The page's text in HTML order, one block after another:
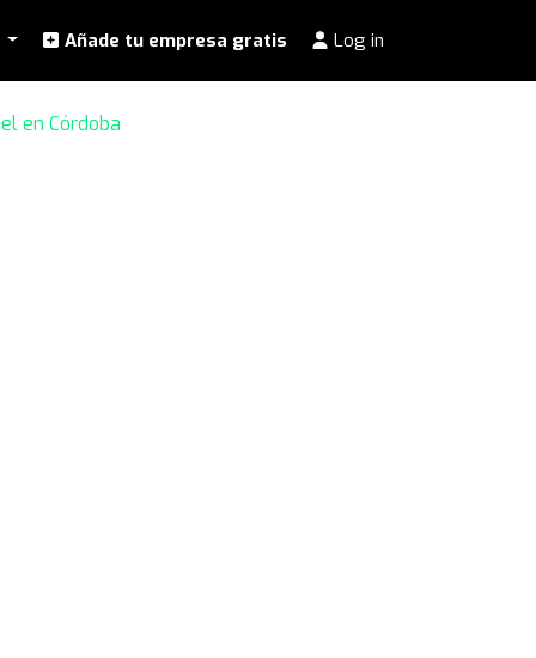
Añade tu empresa gratis Log in
en Córdoba